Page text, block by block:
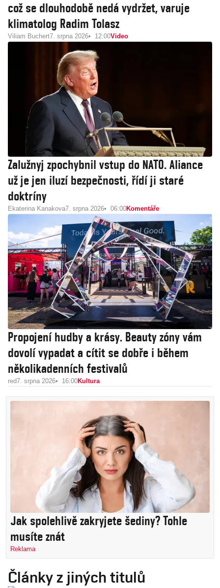
což se dlouhodobě nedá vydržet, varuje
klimatolog Radim Tolasz
Viliam Buchert7. srpna 2026 12:00Video
Zalužnyj zpochybnil vstup do NATO. Aliance
už je jen iluzí bezpečnosti, řídí ji staré
doktríny
Ekaterina Kanakova7. srpna 2026 06:00Komentáře
Propojení hudby a krásy. Beauty zóny vám
dovolí vypadat a cítit se dobře i během
několikadenních festivalů
red7. srpna 2026 16:00Kultura
Jak spolehlivě zakryjete šediny? Tohle
musíte znát
Reklama
Články z jiných titulů